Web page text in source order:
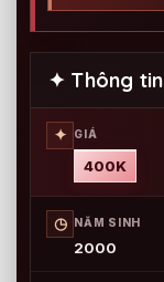
✦ Thông
✦ GIÁ
400K
◷ NĂM SINH
2000